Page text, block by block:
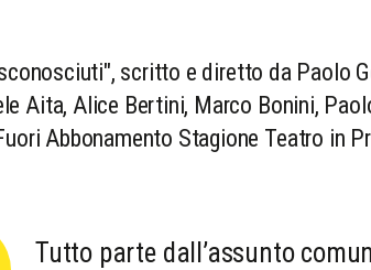
scritto e diretto da Paolo
Aita, Alice Bertini, Marco Bonini,
Abbonamento Stagione Teatro in
Tutto parte dall’assunto